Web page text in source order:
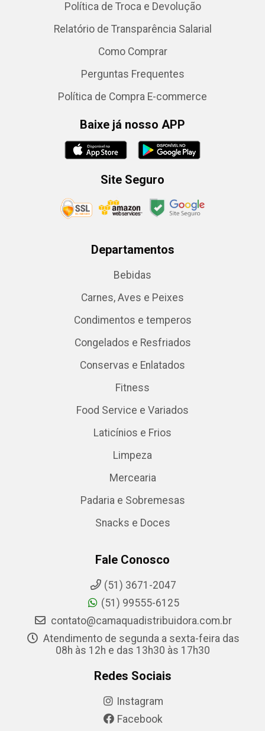
Política de Troca e Devolução
Relatório de Transparência Salarial
Como Comprar
Perguntas Frequentes
Política de Compra E-commerce
Baixe já nosso APP
Site Seguro
Departamentos
Bebidas
Carnes, Aves e Peixes
Condimentos e temperos
Congelados e Resfriados
Conservas e Enlatados
Fitness
Food Service e Variados
Laticínios e Frios
Limpeza
Mercearia
Padaria e Sobremesas
Snacks e Doces
Fale Conosco
(51) 3671-2047
(51) 99555-6125
contato@camaquadistribuidora.com.br
Atendimento de segunda a sexta-feira das
08h às 12h e das 13h30 às 17h30
Redes Sociais
Instagram
Facebook